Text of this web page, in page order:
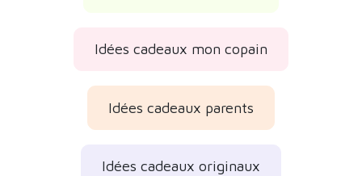
Idées cadeaux mon copain
Idées cadeaux parents
Idées cadeaux originaux